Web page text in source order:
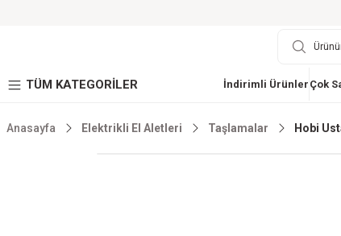
TÜM KATEGORİLER İndirimli Ürünler Çok
Anasayfa Elektrikli El Aletleri Taşlamalar Hobi